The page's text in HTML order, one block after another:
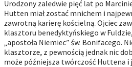
Urodzony zaledwie pięć lat po
Hutten miał zostać mnichem i
zawrotną karierę kościelną. Ojciec
klasztoru benedyktyńskiego w
„apostoła Niemiec” św. Bonifacego.
klasztorze, z pewnością jednak nic
może późniejsza twórczość Huttena i